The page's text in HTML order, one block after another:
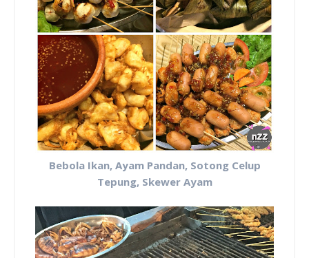
Bebola Ikan, Ayam Pandan, Sotong Celup
Tepung, Skewer Ayam